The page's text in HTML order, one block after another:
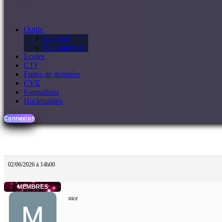
Outils
Logiciel
Ransomware
Ecoles
CTF
Fuites de données
CVE
Formations
Hacktualités
Connexion
02/06/2026 à 14h00
MEMBRES
nice